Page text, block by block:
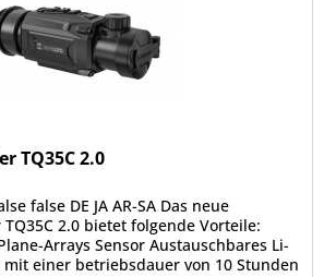
TQ35C 2.0
false DE JA AR-SA Das neue
TQ35C 2.0 bietet folgende Vorteile:
Arrays Sensor Austauschbares Li-
mit einer betriebsdauer von 10 Stunden